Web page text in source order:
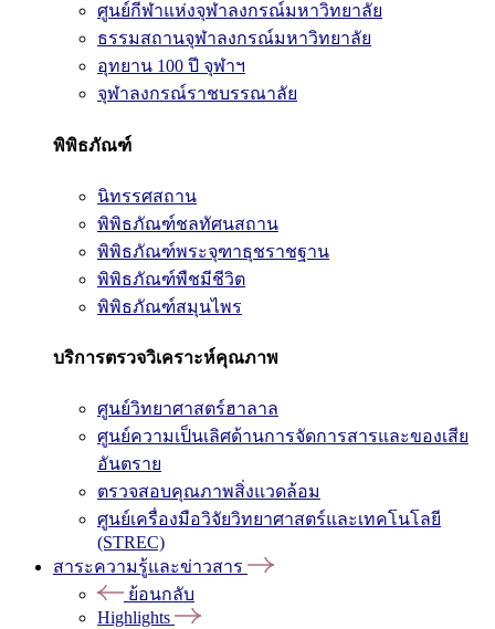
ศูนย์กีฬาแห่งจุฬาลงกรณ์มหาวิทยาลัย
ธรรมสถานจุฬาลงกรณ์มหาวิทยาลัย
อุทยาน 100 ปี จุฬาฯ
จุฬาลงกรณ์ราชบรรณาลัย
พิพิธภัณฑ์
นิทรรศสถาน
พิพิธภัณฑ์ชลทัศนสถาน
พิพิธภัณฑ์พระจุฑาธุชราชฐาน
พิพิธภัณฑ์พืชมีชีวิต
พิพิธภัณฑ์สมุนไพร
บริการตรวจวิเคราะห์คุณภาพ
ศูนย์วิทยาศาสตร์ฮาลาล
ศูนย์ความเป็นเลิศด้านการจัดการสารและของเสีย
อันตราย
ตรวจสอบคุณภาพสิ่งแวดล้อม
ศูนย์เครื่องมือวิจัยวิทยาศาสตร์และเทคโนโลยี
(STREC)
สาระความรู้และข่าวสาร
ย้อนกลับ
Highlights